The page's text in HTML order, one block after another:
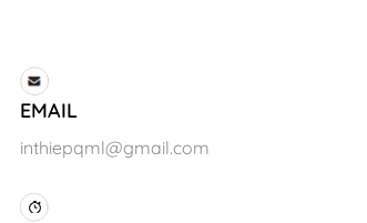
EMAIL
inthiepqml@gmail.com